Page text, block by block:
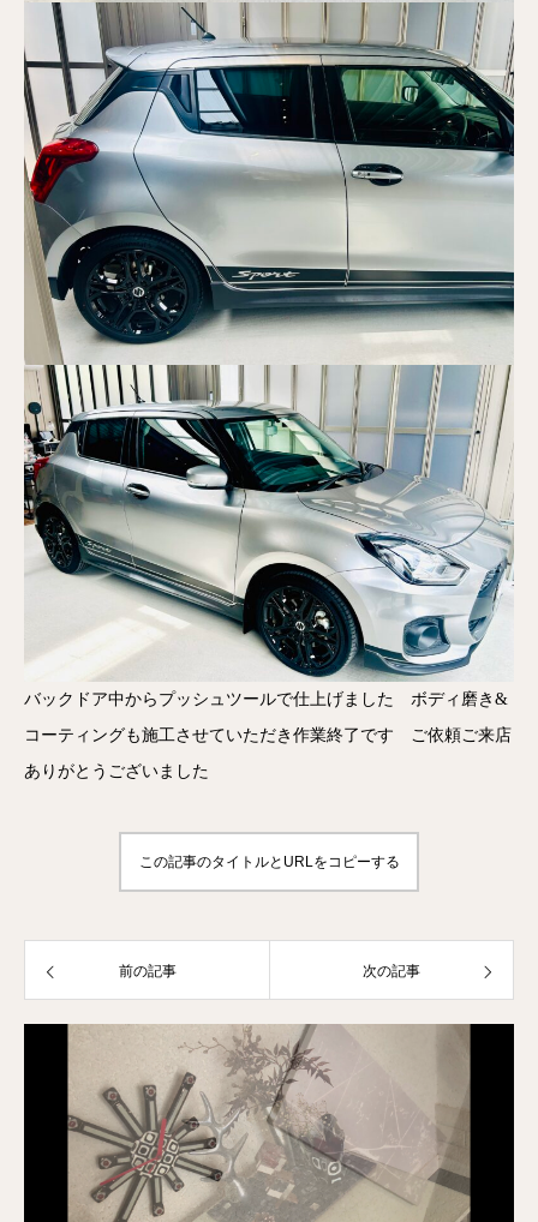
バックドア中からプッシュツールで仕上げました ボディ磨き&
コーティングも施工させていただき作業終了です ご依頼ご来店
ありがとうございました
この記事のタイトルとURLをコピーする
前の記事 次の記事